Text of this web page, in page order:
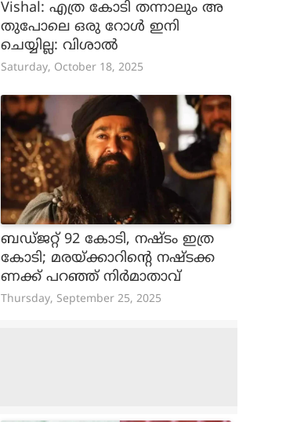
Vishal: എത്ര കോടി തന്നാലും അ
തുപോലെ ഒരു റോൾ ഇനി
ചെയ്യില്ല: വിശാൽ
Saturday, October 18, 2025
ബഡ്ജറ്റ് 92 കോടി, നഷ്ടം ഇത്ര
കോടി; മരയ്ക്കാറിന്റെ നഷ്ടക്ക
ണക്ക് പറഞ്ഞ് നിർമാതാവ്
Thursday, September 25, 2025